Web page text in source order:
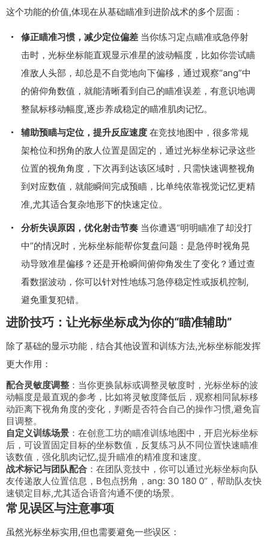
这个功能的价值,体现在从基础瞄准到进阶战术的多个层面：
修正瞄准习惯，减少定位偏差 当你练习定点瞄准或急停射
击时，光标坐标能直观显示准星的波动幅度，比如你尝试瞄
准敌人头部，却总是不自觉地向下偏移，通过观察“ang”中
的俯仰角数值，就能清晰看到自己的瞄准误差，有意识地调
整鼠标移动幅度,逐步养成稳定的瞄准肌肉记忆。
辅助预瞄与定位，提升反应速度 在竞技地图中，很多常规
架枪位和拐角的敌人位置是固定的，通过光标坐标记录这些
位置的视角角度，下次再到达该区域时，只需快速调整视角
到对应数值，就能瞬间完成预瞄，比单纯依靠视觉记忆更精
准,尤其适合复杂地形下的快速定位。
分析失误原因，优化射击节奏 当你遭遇“明明瞄准了却没打
中”的情况时，光标坐标能帮你复盘问题：是急停时视角晃
动导致准星偏移？还是开枪瞬间俯仰角发生了变化？通过查
看数据波动，你可以针对性地练习急停稳定性或扳机控制,
避免重复犯错。
进阶技巧：让光标坐标成为你的“瞄准辅助”
除了基础的显示功能，结合其他设置和训练方法,光标坐标能发挥
更大作用：
配合灵敏度调整 ：当你更换鼠标或调整灵敏度时，光标坐标的波
动幅度是最直观的参考，比如将灵敏度降低后，观察相同鼠标移
动距离下视角角度的变化，判断是否符合自己的操作习惯,避免盲
目调整。
自定义训练场景 ：在创意工坊的瞄准训练地图中，开启光标坐标
后，可设置固定目标的坐标数值，反复练习从不同位置快速瞄准
该数值，强化肌肉记忆,提升瞄准的精准度和速度。
战术标记与团队配合 ：在团队竞技中，你可以通过光标坐标向队
友传递敌人位置信息，B包点拐角，ang: 30 180 0”，帮助队友快
速锁定目标,尤其适合语音沟通不便的场景。
常见误区与注意事项
虽然光标坐标实用,但也需要避免一些误区：